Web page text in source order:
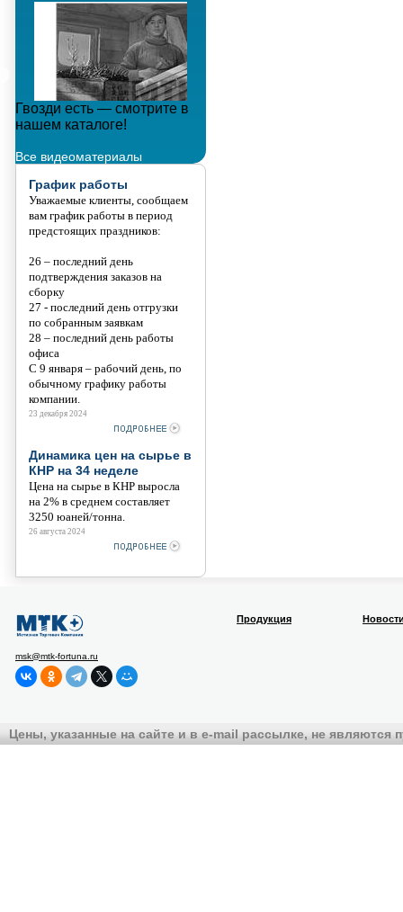
Гвозди есть — смотрите в
нашем каталоге!
Все видеоматериалы
График работы
Уважаемые клиенты, сообщаем
вам график работы в период
предстоящих праздников:
26 – последний день
подтверждения заказов на
сборку
27 - последний день отгрузки
по собранным заявкам
28 – последний день работы
офиса
С 9 января – рабочий день, по
обычному графику работы
компании.
23 декабря 2024
Динамика цен на сырье в
КНР на 34 неделе
Цена на сырье в КНР выросла
на 2% в среднем составляет
3250 юаней/тонна.
26 августа 2024
msk@mtk-fortuna.ru
Продукция
Цены, указанные на сайте и в e-mail рассылке, не являются